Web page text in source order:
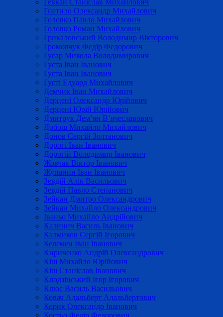
Гевкан Станіслав Михайлович
Гнетило Олександр Михайлович
Головко Павло Михайлович
Головко Роман Михайлович
Грикаловський Володимир Вікторович
Громовчук Федір Федорович
Гусар Микола Володимирович
Густа Іван Іванович
Густа Іван Іванович
Густі Едуард Михайлович
Демчик Іван Михайлович
Дерцені Олександр Юрійович
Дерцені Юрій Юрійович
Дмитрук Дем’ян В’ячеславович
Добош Михайло Михайлович
Донов Сергій Золтанович
Дорогі Іван Іванович
Дорогій Володимир Іванович
Жовчак Віктор Іванович
Жупанин Іван Іванович
Зевдій Алік Васильович
Зевдій Павло Степанович
Зейкан Дмитро Олександрович
Зейкан Михайло Олександрович
Іваньо Михайло Андрійович
Калинич Василь Іванович
Калмиков Сергій Ігорович
Келемен Іван Іванович
Кириченко Андрій Олександрович
Кіш Михайло Юрійович
Кіш Станіслав Іванович
Клодзінський Ігор Ігорович
Клюс Василь Васильович
Ковач Адальберт Адальбертович
Корик Олександр Іванович
Костьо Федір Федорович